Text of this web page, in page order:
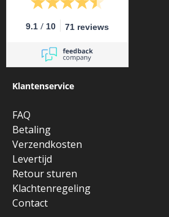
9.1 / 10 71 reviews
Klantenservice
FAQ
Betaling
Verzendkosten
Levertijd
Retour sturen
Klachtenregeling
Contact